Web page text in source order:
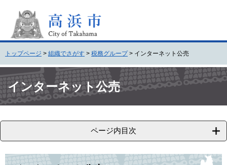
頭
で
す
。
飛
ば
し
て
本
へ
トップページ > 組織でさがす > 税務グループ > インターネット公売
文 インターネット公売
ページ内目次